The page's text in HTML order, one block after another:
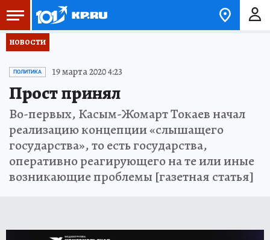
НОВОСТИ
ПОЛИТИКА 19 марта 2020 4:23
Прост принял
Во-первых, Касым-Жомарт Токаев начал
реализацию концепции «слышащего
государства», то есть государства,
оперативно реагирующего на те или иные
возникающие проблемы [газетная статья]